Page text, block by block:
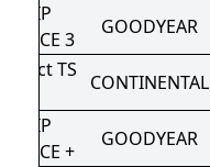
3
GOODYEAR
TS
CONTINENTAL
+
GOODYEAR